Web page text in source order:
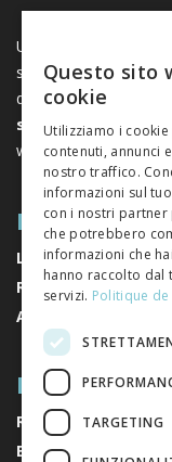
Una piattaforma
svizzeri di scienze
dell’
Associazione
sociali. È
MAPPA DEL
LIBRI
RIVISTE
AUTORI
RIGUARDO A
RIGUARDO A NOI
EDITORI
Questo sito
cookie
Utilizziamo i
contenuti, annunci
nostro traffico.
informazioni sul
con i nostri
che potrebbero
informazioni che
hanno raccolto dal
servizi. Politique
TARGETING